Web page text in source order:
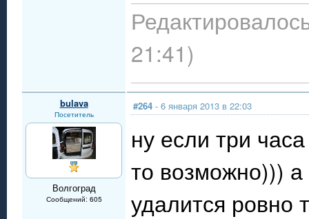
21:41)
bulava
Посетитель
Волгоград
Сообщений: 605
#264 - 6 января 2013 в 22:03
ну если три
то возможно))) а
удалится ровно